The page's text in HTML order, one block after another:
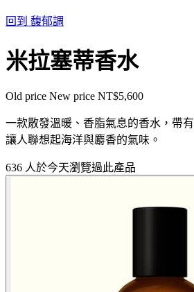
回到 馥郁調
米拉塞蒂香水
Old price New price NT$5,600
一款散發溫暖、香脂氣息的香水，帶
讓人聯想起海洋與麝香的氣味。
636 人於今天瀏覽過此產品